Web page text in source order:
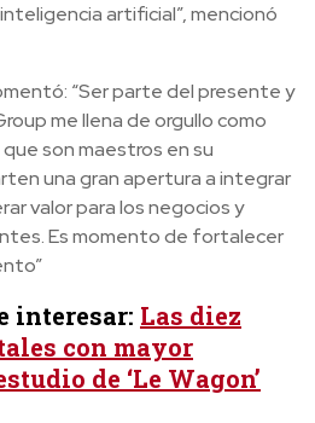
artificial”, mencionó
“Ser parte del presente y
me llena de orgullo como
son maestros en su
una gran apertura a integrar
valor para los negocios y
Es momento de fortalecer
interesar: Las diez
con mayor
de ‘Le Wagon’